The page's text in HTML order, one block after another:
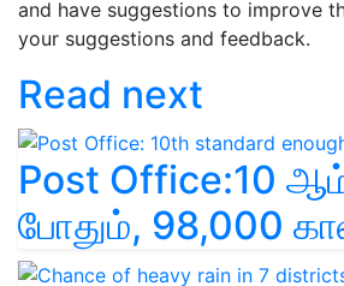
and have suggestions to improve
your suggestions and feedback.
Read next
Post Office:10 ஆம்
போதும், 98,000